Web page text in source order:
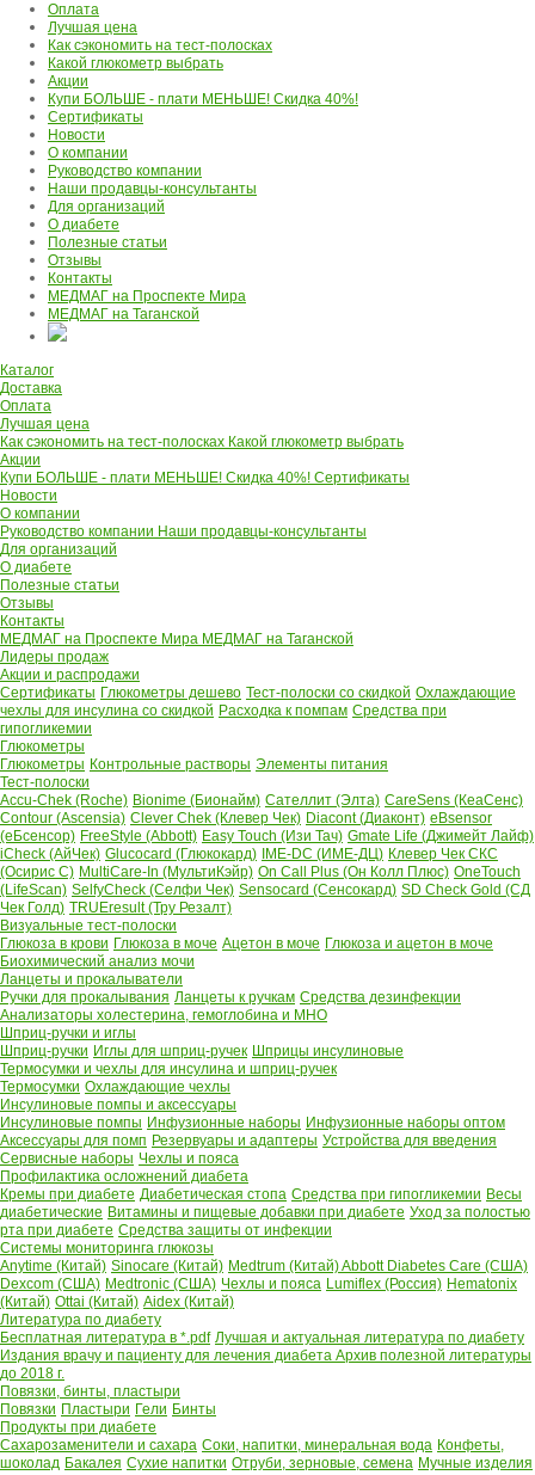
Оплата
Лучшая цена
Как сэкономить на тест-полосках
Какой глюкометр выбрать
Акции
Купи БОЛЬШЕ - плати МЕНЬШЕ! Скидка 40%!
Сертификаты
Новости
О компании
Руководство компании
Наши продавцы-консультанты
Для организаций
О диабете
Полезные статьи
Отзывы
Контакты
МЕДМАГ на Проспекте Мира
МЕДМАГ на Таганской
Каталог
Доставка
Оплата
Лучшая цена
Как сэкономить на тест-полосках Какой глюкометр выбрать
Акции
Купи БОЛЬШЕ - плати МЕНЬШЕ! Скидка 40%! Сертификаты
Новости
О компании
Руководство компании Наши продавцы-консультанты
Для организаций
О диабете
Полезные статьи
Отзывы
Контакты
МЕДМАГ на Проспекте Мира МЕДМАГ на Таганской
Лидеры продаж
Акции и распродажи
Сертификаты Глюкометры дешево Тест-полоски со скидкой Охлаждающие
чехлы для инсулина со скидкой Расходка к помпам Средства при
гипогликемии
Глюкометры
Глюкометры Контрольные растворы Элементы питания
Тест-полоски
Accu-Chek (Roche) Bionime (Бионайм) Сателлит (Элта) CareSens (КеаСенс)
Contour (Ascensia) Clever Chek (Клевер Чек) Diacont (Диаконт) eBsensor
(еБсенсор) FreeStyle (Abbott) Easy Touch (Изи Тач) Gmate Life (Джимейт Лайф)
iCheck (АйЧек) Glucocard (Глюкокард) IME-DC (ИМЕ-ДЦ) Клевер Чек СКС
(Осирис С) MultiCare-In (МультиКэйр) On Call Plus (Он Колл Плюс) OneTouch
(LifeScan) SelfyCheck (Селфи Чек) Sensocard (Сенсокард) SD Check Gold (СД
Чек Голд) TRUEresult (Тру Резалт)
Визуальные тест-полоски
Глюкоза в крови Глюкоза в моче Ацетон в моче Глюкоза и ацетон в моче
Биохимический анализ мочи
Ланцеты и прокалыватели
Ручки для прокалывания Ланцеты к ручкам Средства дезинфекции
Анализаторы холестерина, гемоглобина и МНО
Шприц-ручки и иглы
Шприц-ручки Иглы для шприц-ручек Шприцы инсулиновые
Термосумки и чехлы для инсулина и шприц-ручек
Термосумки Охлаждающие чехлы
Инсулиновые помпы и аксессуары
Инсулиновые помпы Инфузионные наборы Инфузионные наборы оптом
Аксессуары для помп Резервуары и адаптеры Устройства для введения
Сервисные наборы Чехлы и пояса
Профилактика осложнений диабета
Кремы при диабете Диабетическая стопа Средства при гипогликемии Весы
диабетические Витамины и пищевые добавки при диабете Уход за полостью
рта при диабете Средства защиты от инфекции
Системы мониторинга глюкозы
Anytime (Китай) Sinocare (Китай) Medtrum (Китай)Abbott Diabetes Care (США)
Dexcom (США) Medtronic (США) Чехлы и пояса Lumiflex (Россия) Hematonix
(Китай) Ottai (Китай) Aidex (Китай)
Литература по диабету
Бесплатная литература в *.pdf Лучшая и актуальная литература по диабету
Издания врачу и пациенту для лечения диабета Архив полезной литературы
до 2018 г.
Повязки, бинты, пластыри
Повязки Пластыри Гели Бинты
Продукты при диабете
Сахарозаменители и сахара Соки, напитки, минеральная вода Конфеты,
шоколад Бакалея Сухие напитки Отруби, зерновые, семена Мучные изделия